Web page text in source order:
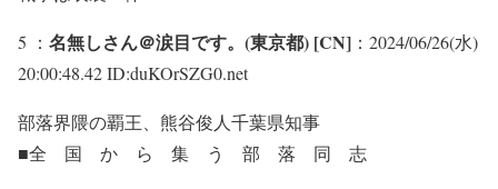
5 ： 名無しさん＠涙目です。(東京都) [CN] ：2024/06/26(水)
20:00:48.42 ID:duKOrSZG0.net
部落界隈の覇王、熊谷俊人千葉県知事
■全 国 か ら 集 う 部 落 同 志